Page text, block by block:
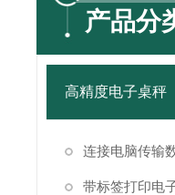
产品分
高精度电子桌秤
连接电脑传输
带标签打印电